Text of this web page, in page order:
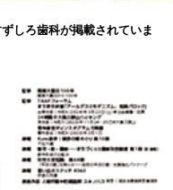
しろ歯科が掲載されていま